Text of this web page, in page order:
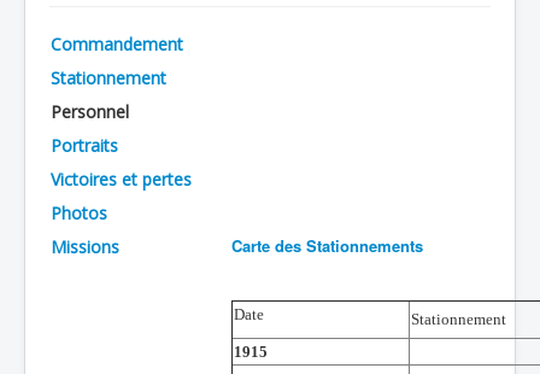
Avions
Personnels
Formation
Doctrines
Commandement
Stationnement
Personnel
Portraits
Victoires et pertes
Photos
Missions
Carte des Stationnements
Date
Stationnement
1915